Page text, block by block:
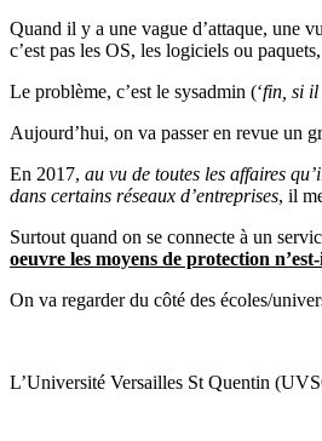
Quand il y a une vague d’attaque, une
c’est pas les OS, les logiciels ou
Le problème, c’est le sysadmin (‘fin, si il
Aujourd’hui, on va passer en revue un
En 2017, au vu de toutes les affaires
dans certains réseaux d’entreprises, il
Surtout quand on se connecte à un
oeuvre les moyens de protection
On va regarder du côté des écoles/
L’Université Versailles St Quentin